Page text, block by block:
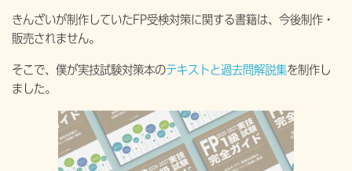
きんざいが制作していたFP受検対策に関する書籍は、今後制作・
販売されません。
そこで、僕が実技試験対策本のテキストと過去問解説集を制作し
ました。